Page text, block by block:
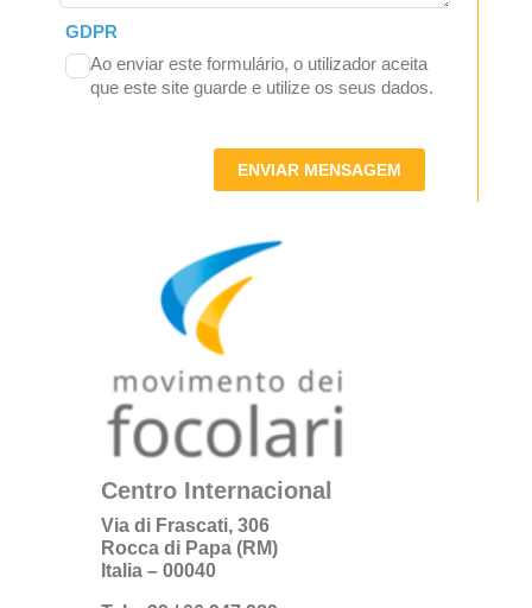
GDPR
Ao enviar este formulário, o utilizador aceita
que este site guarde e utilize os seus dados.
ENVIAR MENSAGEM
Centro Internacional
Via di Frascati, 306
Rocca di Papa (RM)
Italia – 00040